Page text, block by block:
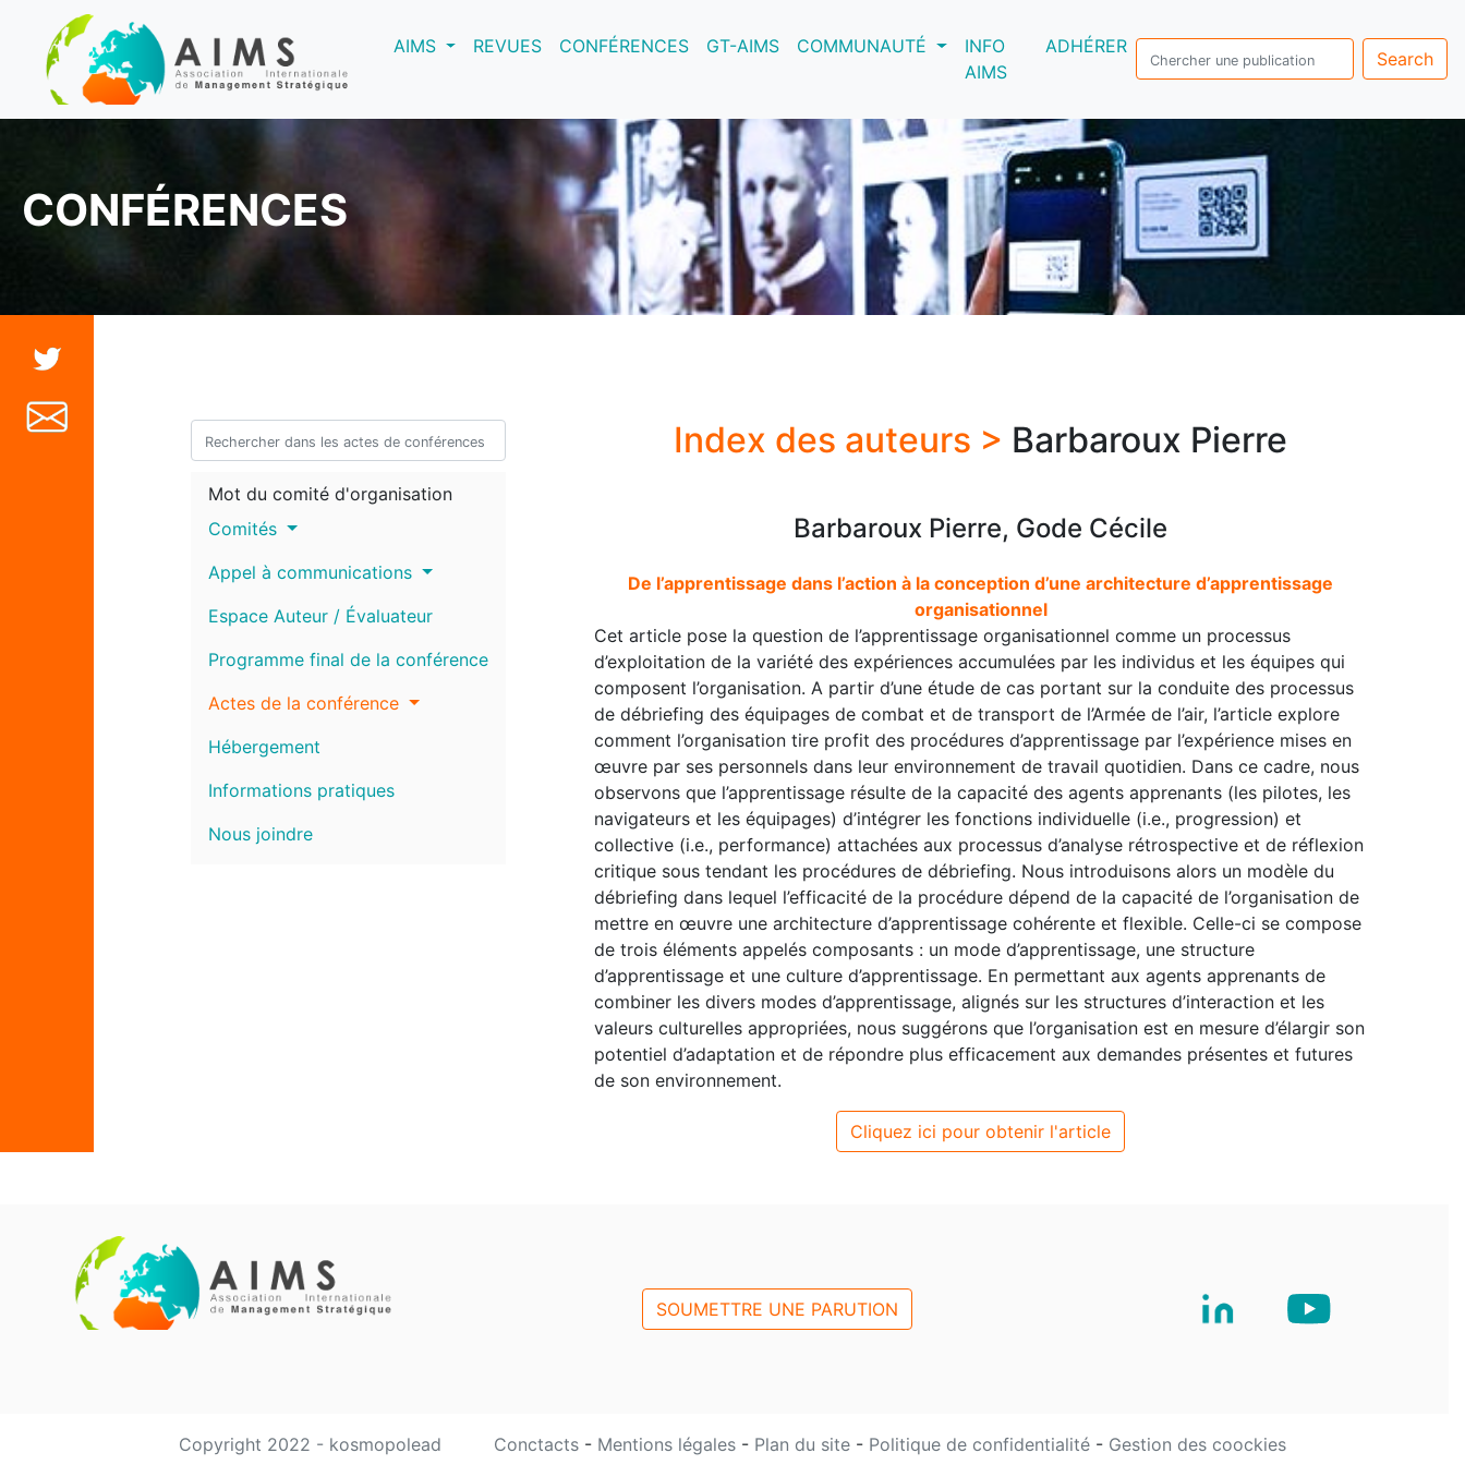
AIMS(current)REVUES CONFÉRENCES GT-AIMS COMMUNAUTÉ
INFO
AIMS
ADHÉRER
Search
CONFÉRENCES
Mot du comité d'organisation
Comités
Appel à communications
Espace Auteur / Évaluateur
Programme final de la conférence
Actes de la conférence
Hébergement
Informations pratiques
Nous joindre
Index des auteurs > Barbaroux Pierre
Barbaroux Pierre, Gode Cécile
De l’apprentissage dans l’action à la conception d’une architecture d’apprentissage
organisationnel
Cet article pose la question de l’apprentissage organisationnel comme un processus
d’exploitation de la variété des expériences accumulées par les individus et les équipes qui
composent l’organisation. A partir d’une étude de cas portant sur la conduite des processus
de débriefing des équipages de combat et de transport de l’Armée de l’air, l’article explore
comment l’organisation tire profit des procédures d’apprentissage par l’expérience mises en
œuvre par ses personnels dans leur environnement de travail quotidien. Dans ce cadre, nous
observons que l’apprentissage résulte de la capacité des agents apprenants (les pilotes, les
navigateurs et les équipages) d’intégrer les fonctions individuelle (i.e., progression) et
collective (i.e., performance) attachées aux processus d’analyse rétrospective et de réflexion
critique sous tendant les procédures de débriefing. Nous introduisons alors un modèle du
débriefing dans lequel l’efficacité de la procédure dépend de la capacité de l’organisation de
mettre en œuvre une architecture d’apprentissage cohérente et flexible. Celle-ci se compose
de trois éléments appelés composants : un mode d’apprentissage, une structure
d’apprentissage et une culture d’apprentissage. En permettant aux agents apprenants de
combiner les divers modes d’apprentissage, alignés sur les structures d’interaction et les
valeurs culturelles appropriées, nous suggérons que l’organisation est en mesure d’élargir son
potentiel d’adaptation et de répondre plus efficacement aux demandes présentes et futures
de son environnement.
Cliquez ici pour obtenir l'article
SOUMETTRE UNE PARUTION
Copyright 2022 - kosmopolead Conctacts - Mentions légales - Plan du site - Politique de confidentialité - Gestion des coockies